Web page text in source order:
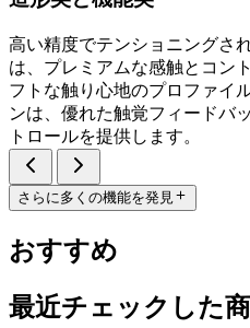
高い精度でテンショニングさ
は、プレミアムな感触とコン
フトな触り心地のプロファイ
ンは、優れた触覚フィードバ
トロールを提供します。
さらに多くの機能を発見
おすすめ
最近チェックした